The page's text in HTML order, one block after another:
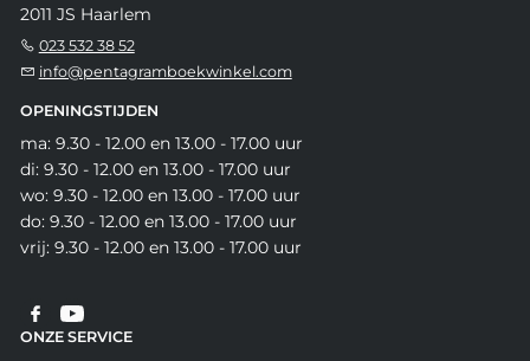
2011 JS Haarlem
023 532 38 52
info@pentagramboekwinkel.com
OPENINGSTIJDEN
ma: 9.30 - 12.00 en 13.00 - 17.00 uur
di: 9.30 - 12.00 en 13.00 - 17.00 uur
wo: 9.30 - 12.00 en 13.00 - 17.00 uur
do: 9.30 - 12.00 en 13.00 - 17.00 uur
vrij: 9.30 - 12.00 en 13.00 - 17.00 uur
ONZE SERVICE